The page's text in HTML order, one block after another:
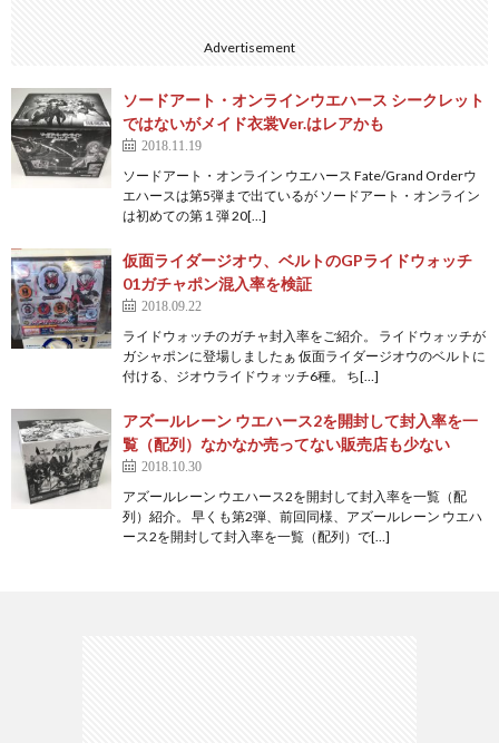
Advertisement
ソードアート・オンラインウエハース シークレット
ではないがメイド衣裳Ver.はレアかも
2018.11.19
ソードアート・オンライン ウエハース Fate/Grand Orderウ
エハースは第5弾まで出ているが ソードアート・オンライン
は初めての第１弾 20[…]
仮面ライダージオウ、ベルトのGPライドウォッチ
01ガチャポン混入率を検証
2018.09.22
ライドウォッチのガチャ封入率をご紹介。 ライドウォッチが
ガシャポンに登場しましたぁ 仮面ライダージオウのベルトに
付ける、ジオウライドウォッチ6種。 ち[…]
アズールレーン ウエハース2を開封して封入率を一
覧（配列）なかなか売ってない販売店も少ない
2018.10.30
アズールレーン ウエハース2を開封して封入率を一覧（配
列）紹介。 早くも第2弾、前回同様、アズールレーン ウエハ
ース2を開封して封入率を一覧（配列）で[…]